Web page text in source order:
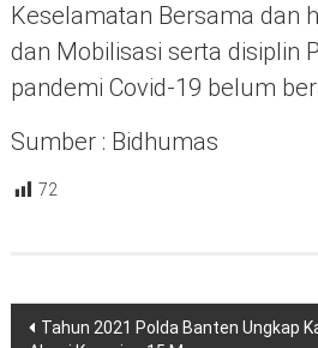
Keselamatan Bersama dan
dan Mobilisasi serta disiplin
pandemi Covid-19 belum
Sumber : Bidhumas
72
Navigasi
Tahun 2021 Polda Banten Ungkap